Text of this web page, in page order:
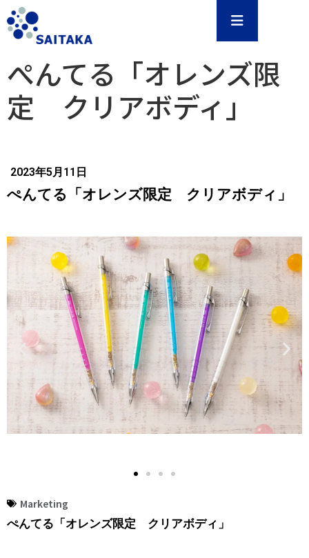
ぺんてる「オレンズ限
定 クリアボディ」
2023年5月11日
ぺんてる「オレンズ限定 クリアボディ」
Marketing
ぺんてる「オレンズ限定 クリアボディ」